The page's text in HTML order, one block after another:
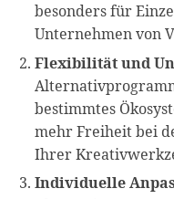
besonders für
Unternehmen von
Flexibilität und
bestimmtes
mehr Freiheit bei
Ihrer
Individuelle